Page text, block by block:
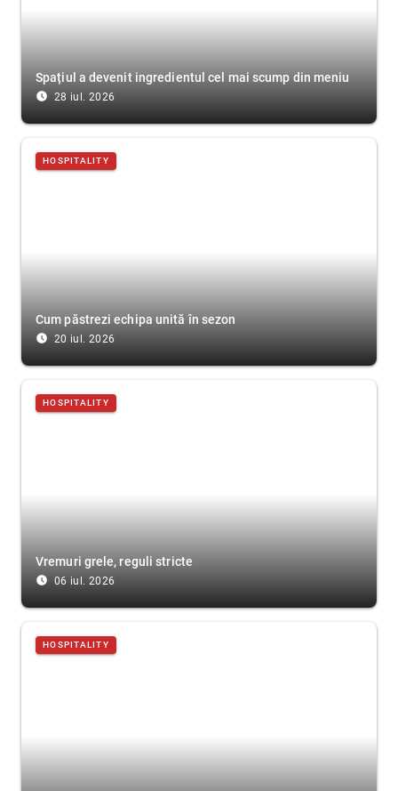
Spațiul a devenit ingredientul cel mai scump din meniu
access_time_filled 28 iul. 2026
HOSPITALITY
Cum păstrezi echipa unită în sezon
access_time_filled 20 iul. 2026
HOSPITALITY
Vremuri grele, reguli stricte
access_time_filled 06 iul. 2026
HOSPITALITY